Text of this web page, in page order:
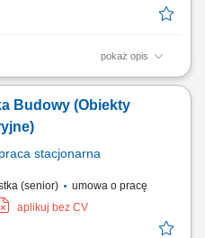
pokaż opis
pracy zespołu podwykonawców
do odbiorów częściowych,
projektowej i jej dystrybucja,
Budowy (Obiekty
praca stacjonarna
(senior)
umowa o pracę
aplikuj bez CV